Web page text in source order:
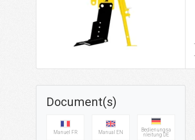
Document(s)
Manuel FR Manual EN
Bedienungsa
nleitung DE